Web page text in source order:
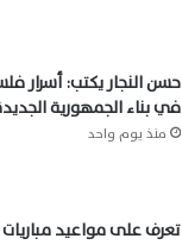
حسن النجار يكتب: أسرار
في بناء الجمهورية
منذ يوم واحد
تعرف على مواعيد